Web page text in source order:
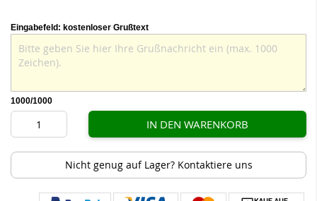
Eingabefeld: kostenloser Grußtext
1000/1000
IN DEN WARENKORB
Nicht genug auf Lager? Kontaktiere uns